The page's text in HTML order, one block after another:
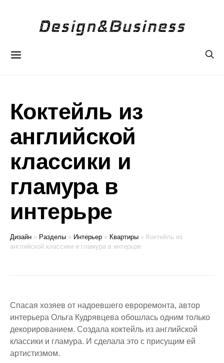
Коктейль из
английской
классики и
гламура в
интерьре
Дизайн » Разделы » Интерьер » Квартиры » Коктейль из
английской классики и гламура в интерьре
Спасая хозяев от надоевшего евроремонта, автор
интерьера Ольга Кудрявцева обошлась одним только
декорированием. Создала коктейль из английской
классики и гламура. И сделала это с присущим ей
артистизмом.